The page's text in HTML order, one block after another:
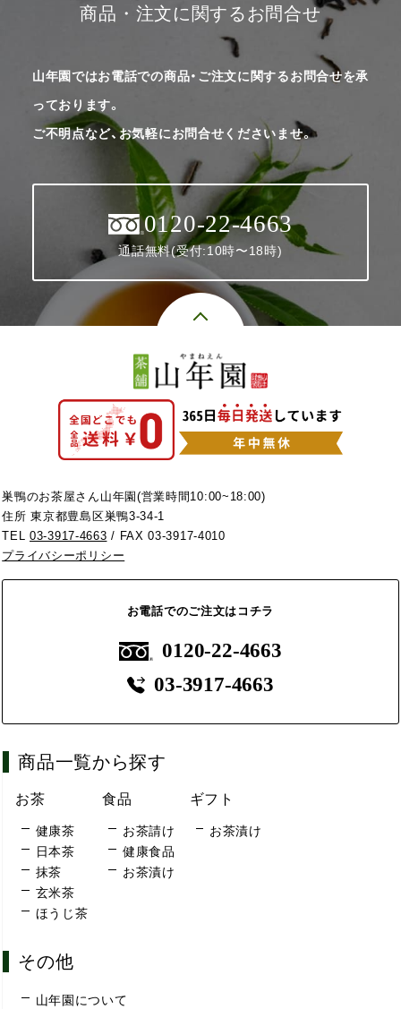
商品・注文に関するお問合せ
山年園ではお電話での商品・ご注文に関するお問合せを承
っております。
ご不明点など、お気軽にお問合せくださいませ。
0120-22-4663
通話無料(受付:10時〜18時)
巣鴨のお茶屋さん山年園(営業時間10:00~18:00)
住所 東京都豊島区巣鴨3-34-1
TEL03-3917-4663 / FAX 03-3917-4010
プライバシーポリシー
お電話でのご注文はコチラ
0120-22-4663
03-3917-4663
商品一覧から探す
お茶
健康茶
日本茶
抹茶
玄米茶
ほうじ茶
食品
お茶請け
健康食品
お茶漬け
ギフト
お茶漬け
その他
山年園について